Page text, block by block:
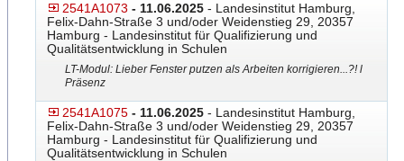
2541A1073 - 11.06.2025 - Landesinstitut Hamburg,
Felix-Dahn-Straße 3 und/oder Weidenstieg 29, 20357
Hamburg - Landesinstitut für Qualifizierung und
Qualitätsentwicklung in Schulen
LT-Modul: Lieber Fenster putzen als Arbeiten korrigieren...?! l
Präsenz
2541A1075 - 11.06.2025 - Landesinstitut Hamburg,
Felix-Dahn-Straße 3 und/oder Weidenstieg 29, 20357
Hamburg - Landesinstitut für Qualifizierung und
Qualitätsentwicklung in Schulen